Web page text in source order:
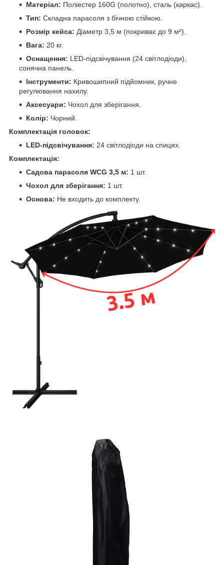
Матеріал: Поліестер 160G (полотно), сталь (каркас).
Тип: Складна парасоля з бічною стійкою.
Розмір кейса: Діаметр 3,5 м (покриває до 9 м²).
Вага: 20 кг.
Оснащення: LED-підсвічування (24 світлодіоди),
сонячна панель.
Інструменти: Кривошипний підйомник, ручне
регулювання нахилу.
Аксесуари: Чохол для зберігання.
Колір: Чорний.
Комплектація головок:
LED-підсвічування: 24 світлодіоди на спицях.
Комплектація:
Садова парасоля WCG 3,5 м: 1 шт.
Чохол для зберігання: 1 шт.
Основа: Не входить до комплекту.